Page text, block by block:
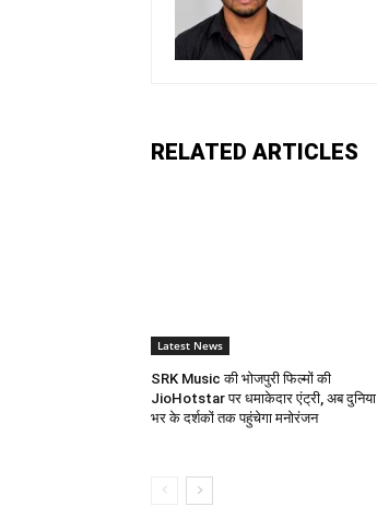
RELATED ARTICLES
Latest News
SRK Music की भोजपुरी फिल्मों की
JioHotstar पर धमाकेदार एंट्री, अब दुनिया
भर के दर्शकों तक पहुंचेगा मनोरंजन